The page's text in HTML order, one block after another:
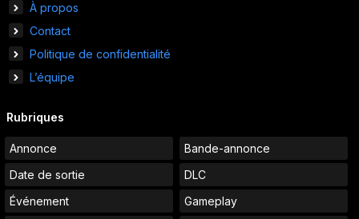
À propos
Contact
Politique de confidentialité
L’équipe
Rubriques
Annonce
Bande-annonce
Date de sortie
DLC
Événement
Gameplay